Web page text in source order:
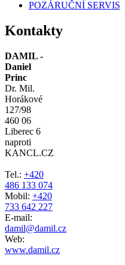
POZÁRUČNÍ SERVIS
Kontakty
DAMIL -
Daniel
Princ
Dr. Mil.
Horákové
127/98
460 06
Liberec 6
naproti
KANCL.CZ
Tel.: +420
486 133 074
Mobil: +420
733 642 227
E-mail:
damil@damil.cz
Web:
www.damil.cz